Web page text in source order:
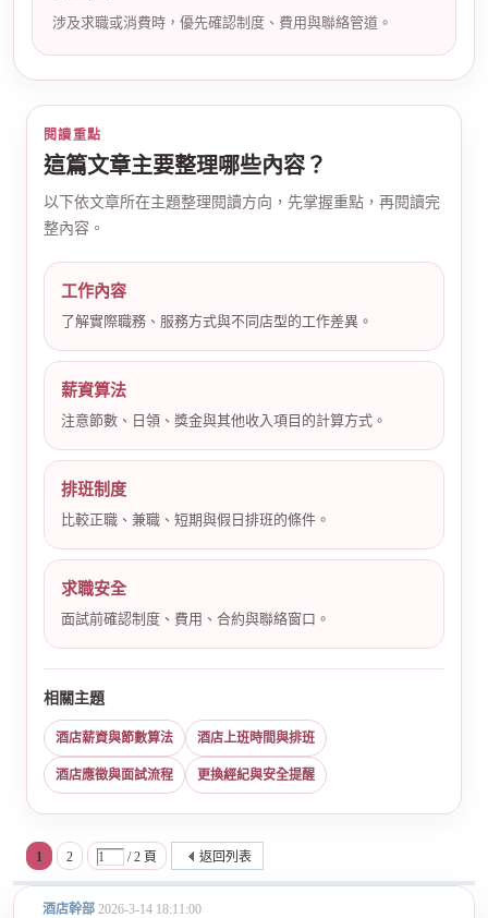
紀
涉及求職或消費時，優先確認制度、費用與聯絡管道。
閱讀重點
這篇文章主要整理哪些內容？
以下依文章所在主題整理閱讀方向，先掌握重點，再閱讀完
整內容。
工作內容
了解實際職務、服務方式與不同店型的工作差異。
薪資算法
注意節數、日領、獎金與其他收入項目的計算方式。
排班制度
比較正職、兼職、短期與假日排班的條件。
求職安全
面試前確認制度、費用、合約與聯絡窗口。
相關主題
酒店薪資與節數算法 酒店上班時間與排班
酒店應徵與面試流程 更換經紀與安全提醒
1 2 / 2 頁 返回列表
酒店幹部 2026-3-14 18:11:00